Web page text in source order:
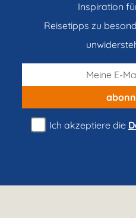
Inspiration
Reisetipps zu
Ich akzeptiere die